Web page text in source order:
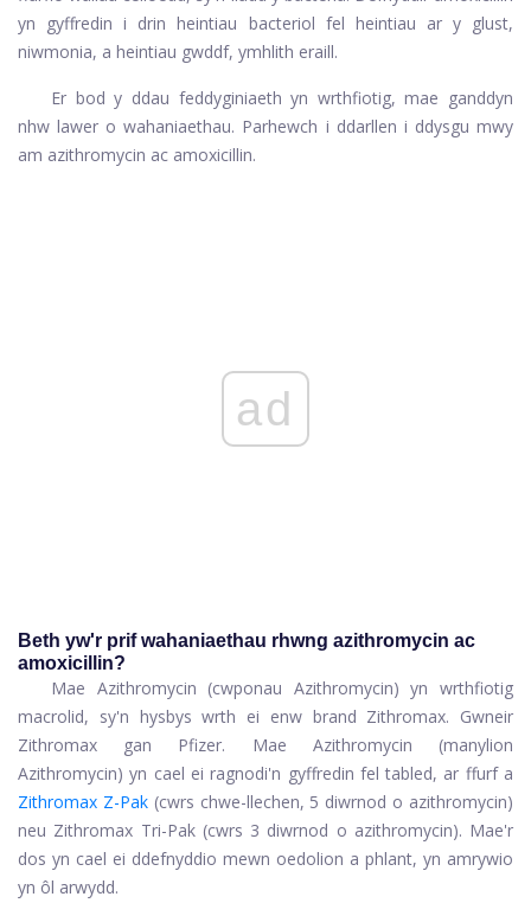
yn gyffredin i drin heintiau bacteriol fel heintiau ar y glust,
niwmonia, a heintiau gwddf, ymhlith eraill.
Er bod y ddau feddyginiaeth yn wrthfiotig, mae ganddyn
nhw lawer o wahaniaethau. Parhewch i ddarllen i ddysgu mwy
am azithromycin ac amoxicillin.
ad
Beth yw'r prif wahaniaethau rhwng azithromycin ac
amoxicillin?
Mae Azithromycin (cwponau Azithromycin) yn wrthfiotig
macrolid, sy'n hysbys wrth ei enw brand Zithromax. Gwneir
Zithromax gan Pfizer. Mae Azithromycin (manylion
Azithromycin) yn cael ei ragnodi'n gyffredin fel tabled, ar ffurf a
Zithromax Z-Pak(cwrs chwe-llechen, 5 diwrnod o azithromycin)
neu Zithromax Tri-Pak (cwrs 3 diwrnod o azithromycin). Mae'r
dos yn cael ei ddefnyddio mewn oedolion a phlant, yn amrywio
yn ôl arwydd.